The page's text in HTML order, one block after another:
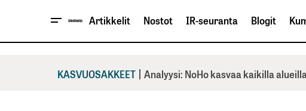
Artikkelit Nostot IR-seuranta Blogit
KASVUOSAKKEET | Analyysi: NoHo kasvaa kaikilla